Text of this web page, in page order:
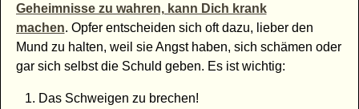
Geheimnisse zu wahren, kann Dich krank
machen. Opfer entscheiden sich oft dazu, lieber den
Mund zu halten, weil sie Angst haben, sich schämen oder
gar sich selbst die Schuld geben. Es ist wichtig:
Das Schweigen zu brechen!